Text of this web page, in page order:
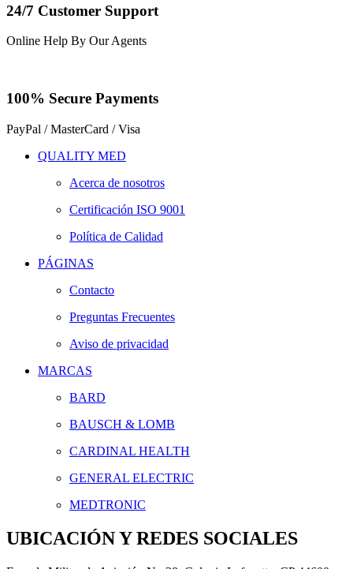
24/7 Customer Support
Online Help By Our Agents
100% Secure Payments
PayPal / MasterCard / Visa
QUALITY MED
Acerca de nosotros
Certificación ISO 9001
Política de Calidad
PÁGINAS
Contacto
Preguntas Frecuentes
Aviso de privacidad
MARCAS
BARD
BAUSCH & LOMB
CARDINAL HEALTH
GENERAL ELECTRIC
MEDTRONIC
UBICACIÓN Y REDES SOCIALES